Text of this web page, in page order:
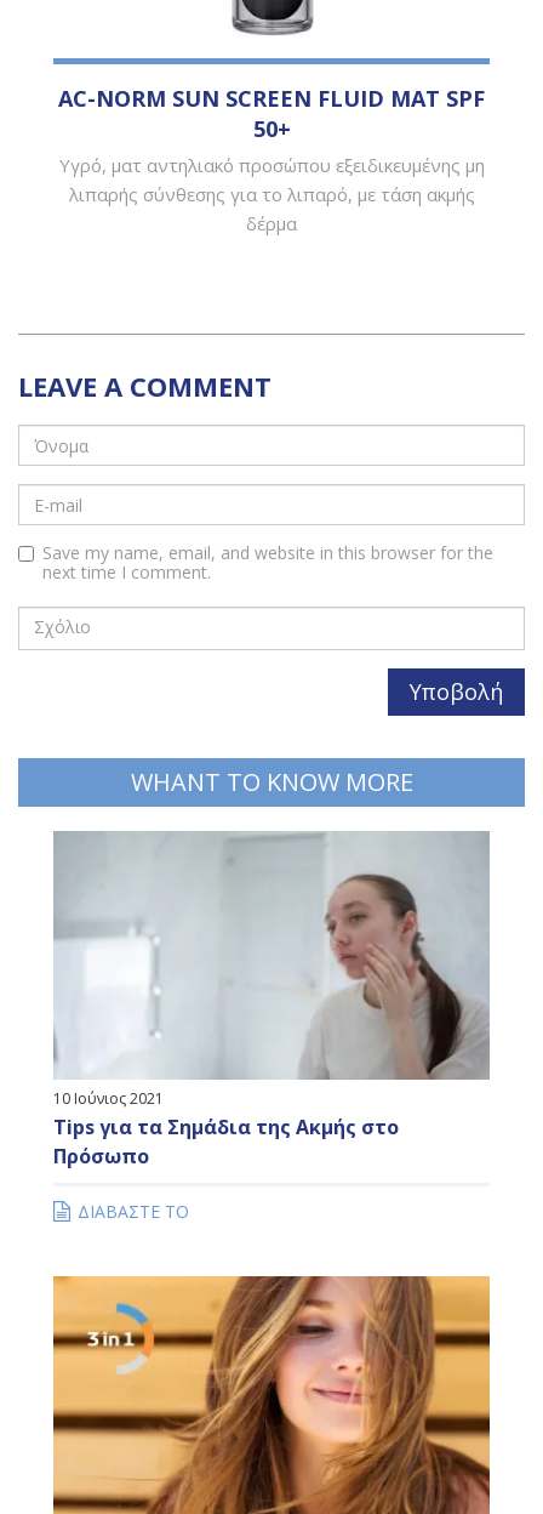
AC-NORM SUN SCREEN FLUID ΜΑΤ SPF
50+
Υγρό, ματ αντηλιακό προσώπου εξειδικευμένης μη
LEAVE A COMMENT
Save my name, email, and website in this browser for the
next time I comment.
WHANT TO KNOW MORE
10 Ιούνιος 2021
Πρόσωπο
ΔΙΑΒΑΣΤΕ ΤΟ